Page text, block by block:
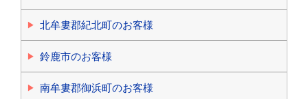
北牟婁郡紀北町のお客様
鈴鹿市のお客様
南牟婁郡御浜町のお客様